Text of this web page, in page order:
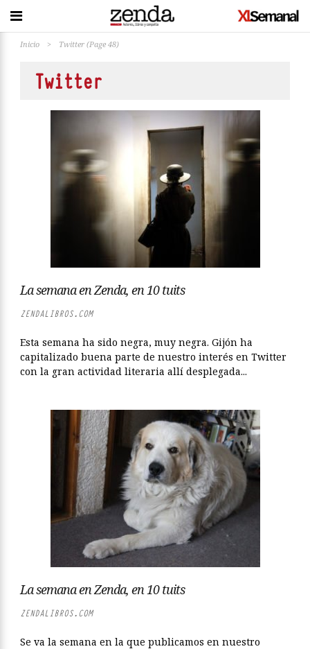
Inicio > Twitter (Page 48)
Twitter
La semana en Zenda, en 10 tuits
ZENDALIBROS.COM
Esta semana ha sido negra, muy negra. Gijón ha
capitalizado buena parte de nuestro interés en Twitter
con la gran actividad literaria allí desplegada...
La semana en Zenda, en 10 tuits
ZENDALIBROS.COM
Se va la semana en la que publicamos en nuestro